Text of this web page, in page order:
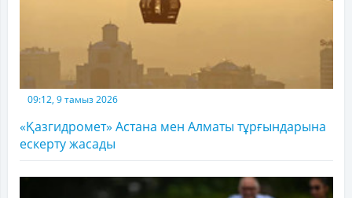
09:12, 9 тамыз 2026
«Қазгидромет» Астана мен Алматы тұрғындарына
ескерту жасады